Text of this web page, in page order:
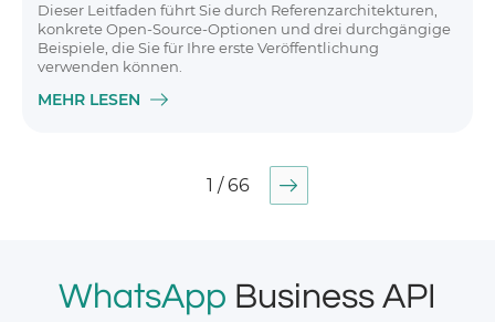
Dieser Leitfaden führt Sie durch Referenzarchitekturen,
konkrete Open-Source-Optionen und drei durchgängige
Beispiele, die Sie für Ihre erste Veröffentlichung
verwenden können.
MEHR LESEN
1 / 66
WhatsApp Business API